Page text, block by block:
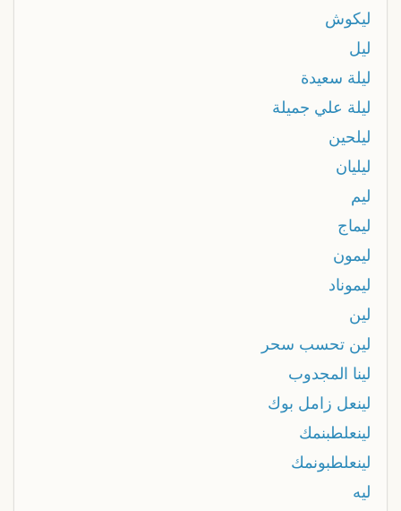
ليكوش
ليل
ليلة سعيدة
ليلة علي جميلة
ليلحين
ليليان
ليم
ليماج
ليمون
ليموناد
لين
لين تحسب سحر
لينا المجدوب
لينعل زامل بوك
لينعلطبنمك
لينعلطبونمك
ليه